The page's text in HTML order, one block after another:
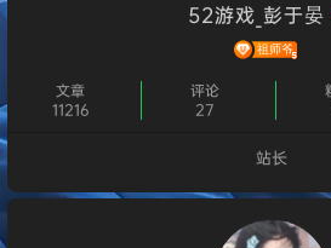
52游戏_彭于晏
文章
11216
评论
27
站长